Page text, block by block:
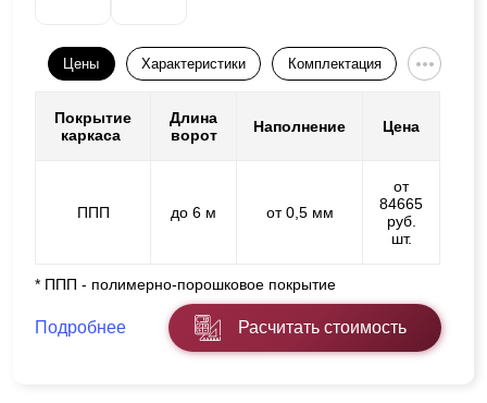
Цены Характеристики Комплектация
Покрытие
каркаса
Длина
ворот
Наполнение Цена
ППП до 6 м от 0,5 мм
от
84665
руб.
шт.
* ППП - полимерно-порошковое покрытие
Подробнее Расчитать стоимость